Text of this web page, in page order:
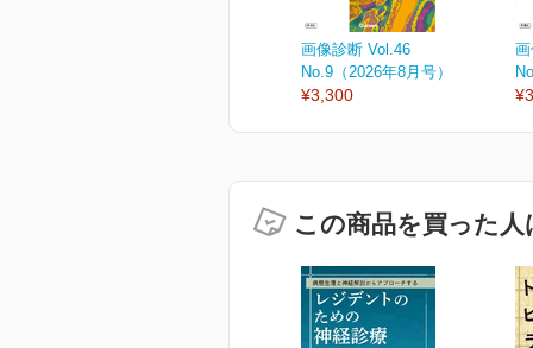
画像診断 Vol.46
No.9（2026年8月号）
¥3,300
この商品を買った